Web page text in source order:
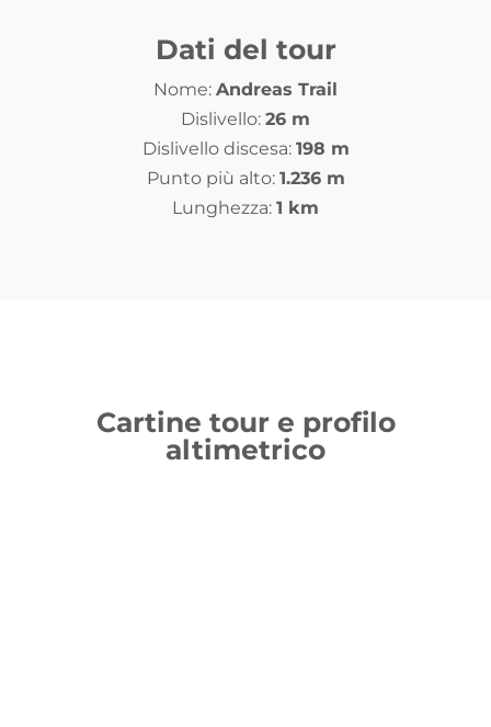
Dati del tour
Nome: Andreas Trail
Dislivello: 26 m
Dislivello discesa: 198 m
Punto più alto: 1.236 m
Lunghezza: 1 km
Cartine tour e profilo
altimetrico